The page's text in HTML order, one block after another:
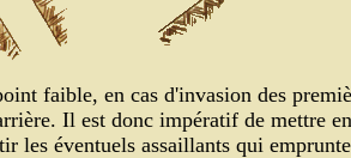
faible, en cas d'invasion des
Il est donc impératif de mettre
les éventuels assaillants qui